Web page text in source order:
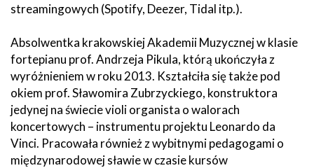
streamingowych (Spotify, Deezer, Tidal itp.).
Absolwentka krakowskiej Akademii Muzycznej w klasie
fortepianu prof. Andrzeja Pikula, którą ukończyła z
wyróżnieniem w roku 2013. Kształciła się także pod
okiem prof. Sławomira Zubrzyckiego, konstruktora
jedynej na świecie violi organista o walorach
koncertowych – instrumentu projektu Leonardo da
Vinci. Pracowała również z wybitnymi pedagogami o
międzynarodowej sławie w czasie kursów